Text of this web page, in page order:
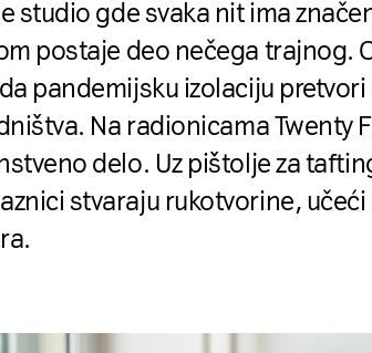
studio gde svaka nit ima
postaje deo nečega trajnog.
pandemijsku izolaciju
Na radionicama Twenty
delo. Uz pištolje za
stvaraju rukotvorine, učeći